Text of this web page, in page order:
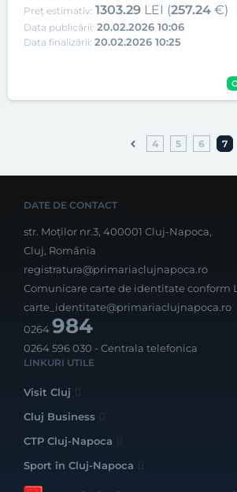
Preț estimativ: 1303.29 LEI (257.24 €)
Data publicării: 20.02.2026 10:06
Data finalizării: 20.02.2026 10:25
4 5 6 7
DATE DE CONTACT
str. Moților nr.3, 400001 Cluj-Napoca,
Cluj, România
registratura@primariaclujnapoca.ro
Comunicare carte de identitate conform
carte_identitate@primariaclujnapoca.ro
0264984
0264 596 030 - Centrala telefonica
LINKURI UTILE
Visit Cluj
Cluj Business
CTP Cluj-Napoca
Sport în Cluj-Napoca